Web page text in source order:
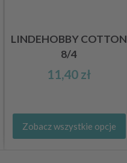
LINDEHOBBY COTTON
8/4
11,40 zł
Zobacz wszystkie opcje